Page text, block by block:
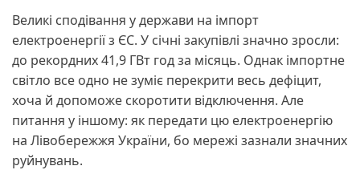
Великі сподівання у держави на імпорт
електроенергії з ЄС. У січні закупівлі значно зросли:
до рекордних 41,9 ГВт год за місяць. Однак імпортне
світло все одно не зуміє перекрити весь дефіцит,
хоча й допоможе скоротити відключення. Але
питання у іншому: як передати цю електроенергію
на Лівобережжя України, бо мережі зазнали значних
руйнувань.